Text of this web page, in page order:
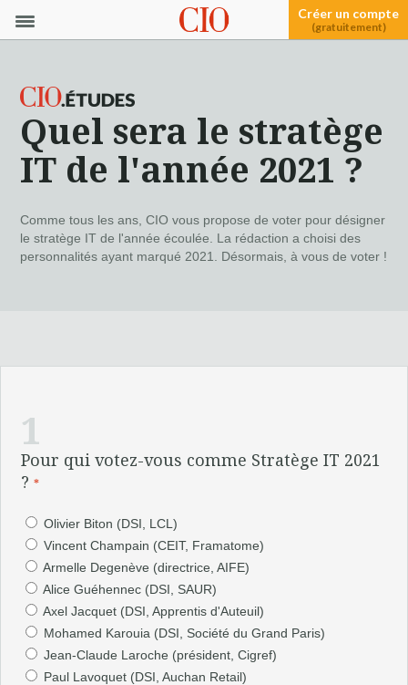
Créer un compte
(gratuitement)
Quel sera le stratège
IT de l'année 2021 ?
Comme tous les ans, CIO vous propose de voter pour désigner
le stratège IT de l'année écoulée. La rédaction a choisi des
personnalités ayant marqué 2021. Désormais, à vous de voter !
1
Pour qui votez-vous comme Stratège IT 2021
?*
Olivier Biton (DSI, LCL)
Vincent Champain (CEIT, Framatome)
Armelle Degenève (directrice, AIFE)
Alice Guéhennec (DSI, SAUR)
Axel Jacquet (DSI, Apprentis d'Auteuil)
Mohamed Karouia (DSI, Société du Grand Paris)
Jean-Claude Laroche (président, Cigref)
Paul Lavoquet (DSI, Auchan Retail)